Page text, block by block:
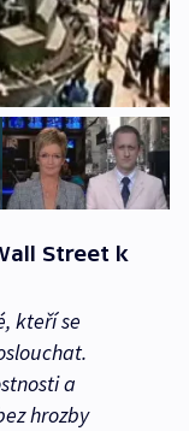
Street k
kteří se
a
hrozby